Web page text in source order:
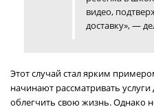
видео,
доставку», —
Этот случай стал ярким
начинают рассматривать
облегчить свою жизнь. Однако